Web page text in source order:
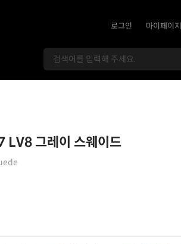
로그인 마이페이지
LV8 그레이 스웨이드